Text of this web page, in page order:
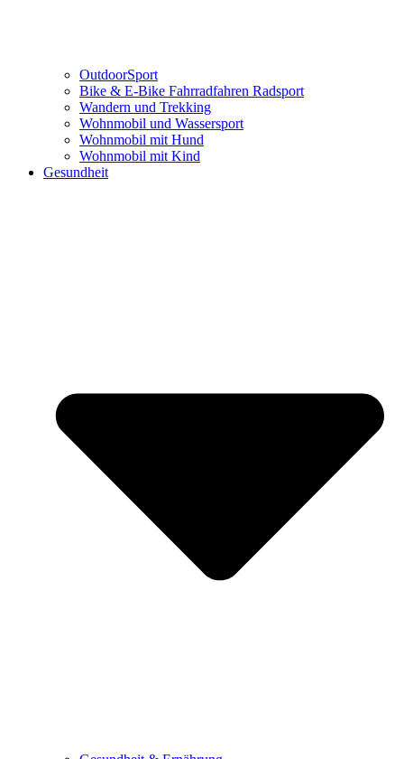
OutdoorSport
Bike & E-Bike Fahrradfahren Radsport
Wandern und Trekking
Wohnmobil und Wassersport
Wohnmobil mit Hund
Wohnmobil mit Kind
Gesundheit